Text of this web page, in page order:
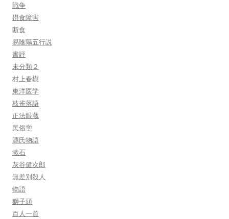
戦争
摂食障害
断食
易陰陽五行説
書評
未分類２
村上春樹
東洋医学
枝雀落語
正法眼蔵
民俗学
源氏物語
漱石
灰谷健次郎
無差別殺人
物語
獅子頭
百人一首